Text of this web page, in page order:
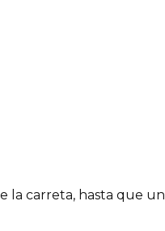
la carreta, hasta que un